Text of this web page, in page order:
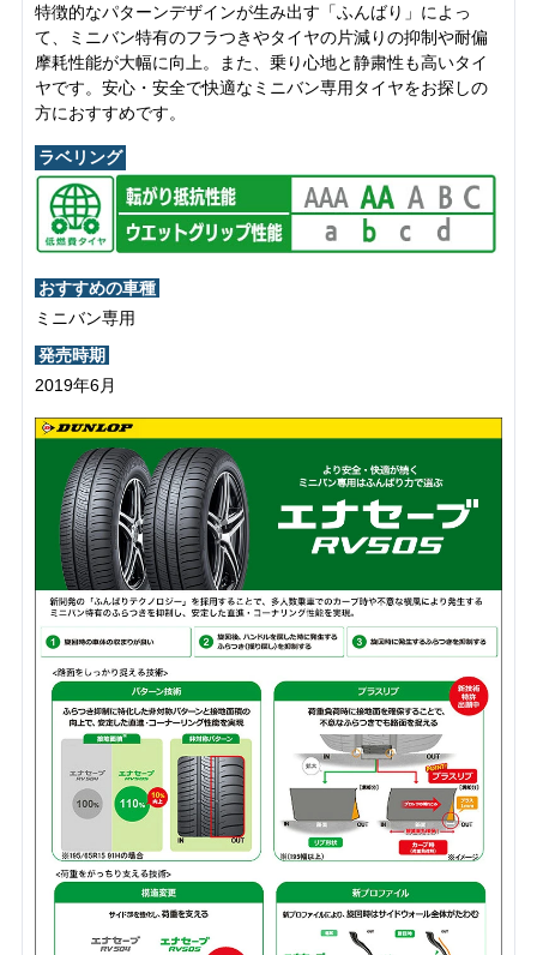
特徴的なパターンデザインが生み出す「ふんばり」によっ
て、ミニバン特有のフラつきやタイヤの片減りの抑制や耐偏
摩耗性能が大幅に向上。また、乗り心地と静粛性も高いタイ
ヤです。安心・安全で快適なミニバン専用タイヤをお探しの
方におすすめです。
ラベリング
おすすめの車種
ミニバン専用
発売時期
2019年6月